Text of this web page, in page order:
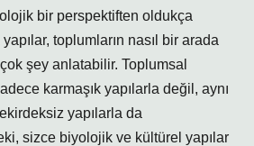
bir perspektiften oldukça
toplumların nasıl bir arada
şey anlatabilir. Toplumsal
karmaşık yapılarla değil, aynı
yapılarla da
sizce biyolojik ve kültürel yapılar